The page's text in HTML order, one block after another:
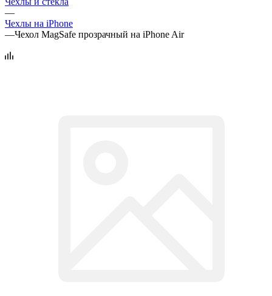
—
Чехлы на iPhone
—Чехол MagSafe прозрачный на iPhone Air